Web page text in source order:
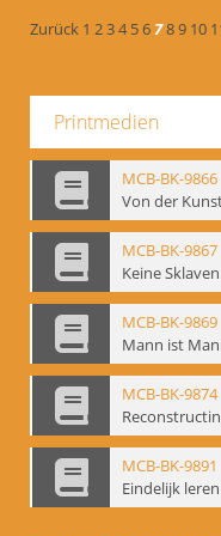
Zurück 1 234 56789 10
Printmedien
MCB-BK-9866
MCB-BK-9867
MCB-BK-9869
MCB-BK-9874
MCB-BK-9891